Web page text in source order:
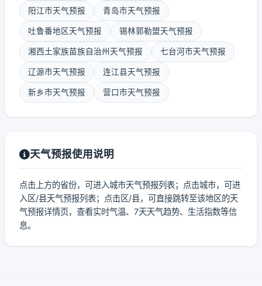
阳江市天气预报 青岛市天气预报
吐鲁番地区天气预报 锡林郭勒盟天气预报
湘西土家族苗族自治州天气预报 七台河市天气预报
辽源市天气预报 连江县天气预报
新乡市天气预报 营口市天气预报
天气预报使用说明
点击上方的省份，可进入城市天气预报列表；点击城市，可进
入区/县天气预报列表；点击区/县，可直接跳转至该地区的天
气预报详情页，查看实时气温、7天天气趋势、生活指数等信
息。